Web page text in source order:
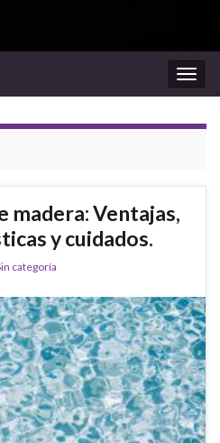
la
madera: Ventajas,
y cuidados.
categoría